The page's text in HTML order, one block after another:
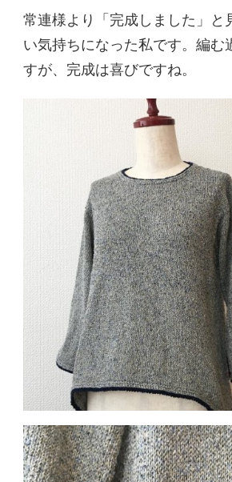
常連様より「完成しました」と
い気持ちになった私です。編む
すが、完成は喜びですね。